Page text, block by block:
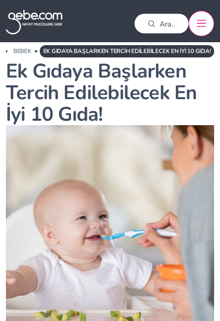
BEBEK EK GIDAYA BAŞLARKEN TERCIH EDILEBILECEK EN İYI 10 GIDA!
Ek Gıdaya Başlarken
Tercih Edilebilecek En
İyi 10 Gıda!